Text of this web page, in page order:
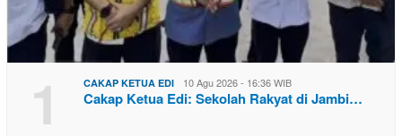
1 CAKAP KETUA EDI 10 Agu 2026 - 16:36 WIB
Cakap Ketua Edi: Sekolah Rakyat di Jambi…